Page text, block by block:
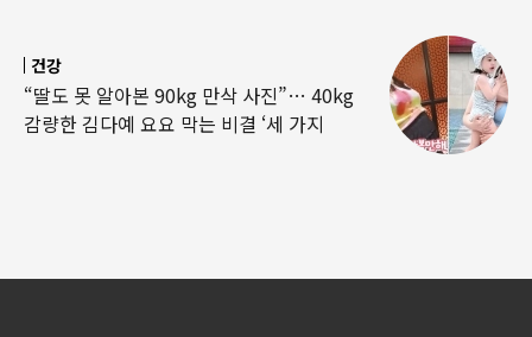
건강
“딸도 못 알아본 90kg 만삭 사진”… 40kg
감량한 김다예 요요 막는 비결 ‘세 가지